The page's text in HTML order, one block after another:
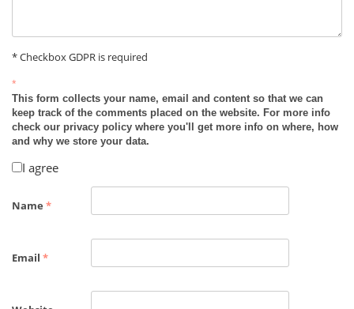
* Checkbox GDPR is required
*
This form collects your name, email and content so that we can
keep track of the comments placed on the website. For more info
check our privacy policy where you'll get more info on where, how
and why we store your data.
I agree
Name *
Email *